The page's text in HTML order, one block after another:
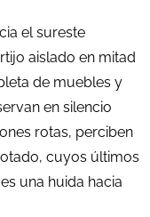
el sureste
aislado en mitad
de muebles y
en silencio
rotas, perciben
cuyos últimos
una huida hacia